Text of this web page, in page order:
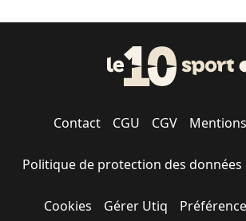
Contact CGU CGV
Politique de protection des données
Cookies Gérer Utiq